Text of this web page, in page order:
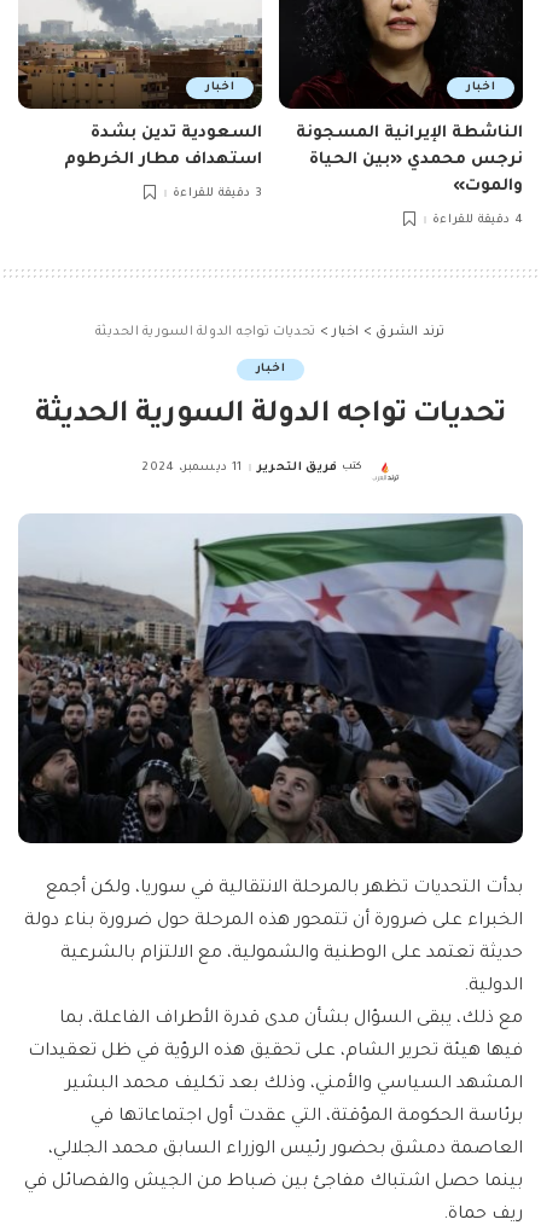
اخبار
الناشطة الإيرانية المسجونة
نرجس محمدي «بين الحياة
والموت»
4 دقيقة للقراءة
اخبار
السعودية تدين بشدة
استهداف مطار الخرطوم
3 دقيقة للقراءة
ترند الشرق > اخبار> تحديات تواجه الدولة السورية الحديثة
اخبار
تحديات تواجه الدولة السورية الحديثة
Posted
كتب فريق التحرير 11 ديسمبر، 2024
بدأت التحديات تظهر بالمرحلة الانتقالية في سوريا، ولكن أجمع
الخبراء على ضرورة أن تتمحور هذه المرحلة حول ضرورة بناء دولة
حديثة تعتمد على الوطنية والشمولية، مع الالتزام بالشرعية
الدولية.
مع ذلك، يبقى السؤال بشأن مدى قدرة الأطراف الفاعلة، بما
فيها هيئة تحرير الشام، على تحقيق هذه الرؤية في ظل تعقيدات
المشهد السياسي والأمني، وذلك بعد تكليف محمد البشير
برئاسة الحكومة المؤقتة، التي عقدت أول اجتماعاتها في
العاصمة دمشق بحضور رئيس الوزراء السابق محمد الجلالي،
بينما حصل اشتباك مفاجئ بين ضباط من الجيش والفصائل في
ريف حماة.